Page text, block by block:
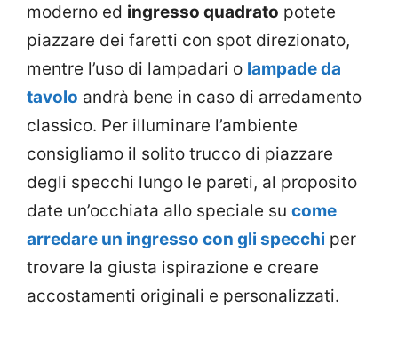
moderno ed ingresso quadrato potete
piazzare dei faretti con spot direzionato,
mentre l’uso di lampadari o lampade da
tavolo andrà bene in caso di arredamento
classico. Per illuminare l’ambiente
consigliamo il solito trucco di piazzare
degli specchi lungo le pareti, al proposito
date un’occhiata allo speciale su come
arredare un ingresso con gli specchi per
trovare la giusta ispirazione e creare
accostamenti originali e personalizzati.